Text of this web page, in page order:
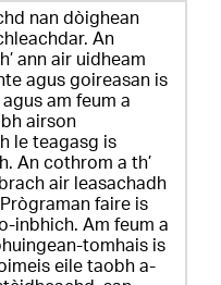
nan dòighean
An
ann air uidheam
agus goireasan is
am feum a
airson
le teagasg is
An cothrom a th’
air leasachadh
faire is
inbhich. Am feum a
tomhais is
eile taobh a-